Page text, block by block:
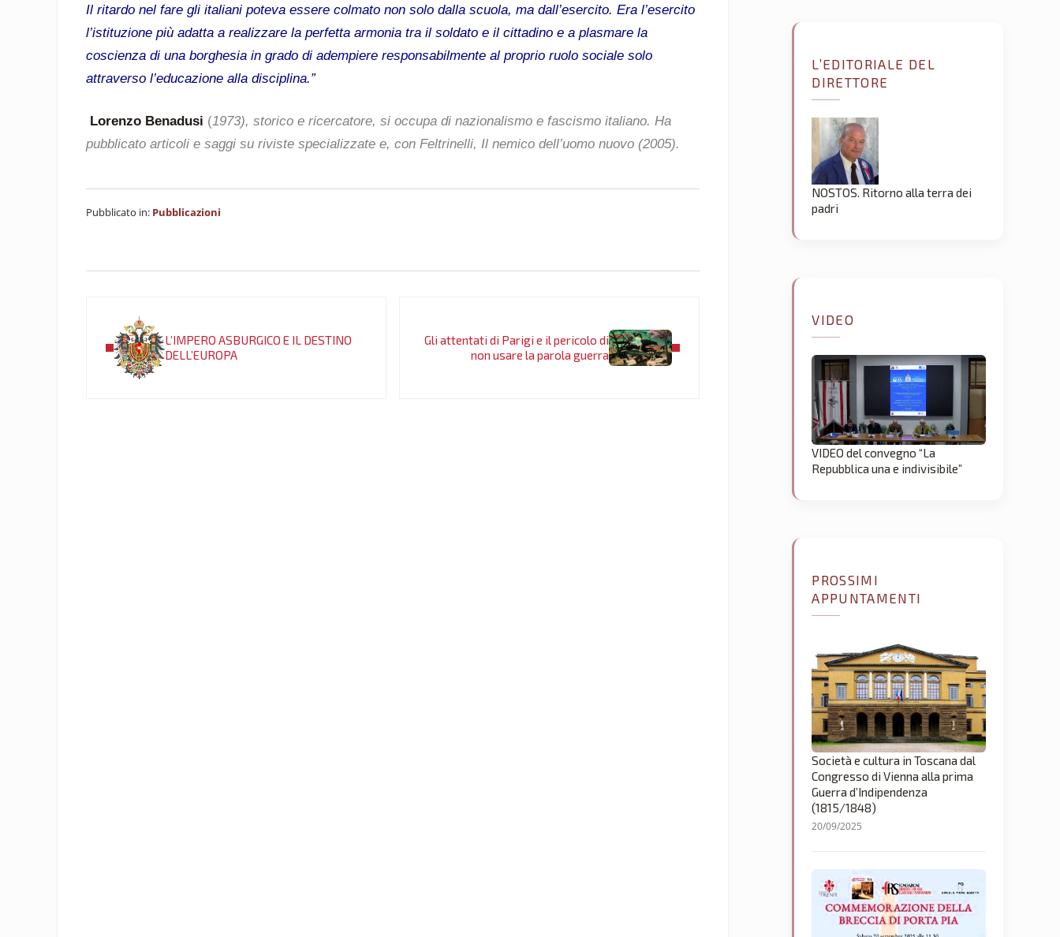
Il ritardo nel fare gli italiani poteva essere colmato non solo dalla scuola, ma dall’esercito. Era l’esercito
l’istituzione più adatta a realizzare la perfetta armonia tra il soldato e il cittadino e a plasmare la
coscienza di una borghesia in grado di adempiere responsabilmente al proprio ruolo sociale solo
attraverso l’educazione alla disciplina.”
Lorenzo Benadusi (1973), storico e ricercatore, si occupa di nazionalismo e fascismo italiano. Ha
pubblicato articoli e saggi su riviste specializzate e, con Feltrinelli, Il nemico dell’uomo nuovo (2005).
Pubblicato in: Pubblicazioni
L’IMPERO ASBURGICO E IL DESTINO
DELL’EUROPA
Gli attentati di Parigi e il pericolo di
non usare la parola guerra
L’EDITORIALE DEL
DIRETTORE
NOSTOS. Ritorno alla terra dei
padri
VIDEO
VIDEO del convegno “La
Repubblica una e indivisibile”
PROSSIMI
APPUNTAMENTI
Società e cultura in Toscana dal
Congresso di Vienna alla prima
Guerra d’Indipendenza
(1815/1848)
20/09/2025